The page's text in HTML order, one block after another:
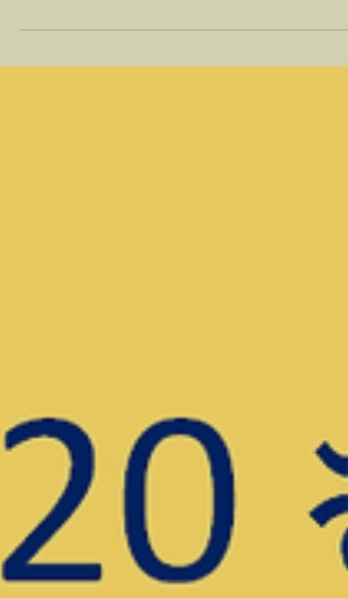
the latest vacancy at Psc.ap.gov.in before
the last date....